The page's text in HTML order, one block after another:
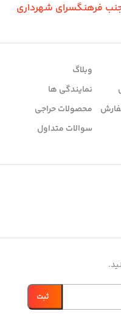
فرهنگسرای شهرداری
وبلاگ
نمایندگی ها
محصولات حراجی
سوالات متداول